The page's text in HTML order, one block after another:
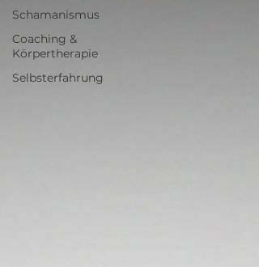
Schamanismus
Coaching &
Körpertherapie
Selbsterfahrung